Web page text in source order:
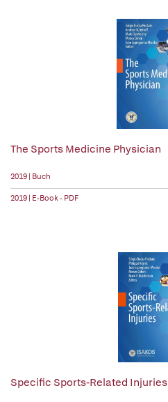
The Sports Medicine Physician
2019 | Buch
2019 | E-Book - PDF
Specific Sports-Related Injuries